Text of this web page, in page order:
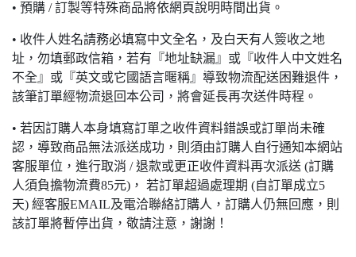
• 預購 / 訂製等特殊商品將依網頁說明時間出貨。
• 收件人姓名請務必填寫中文全名，及白天有人簽收之地
址，勿填郵政信箱，若有『地址缺漏』或『收件人中文姓名
不全』或『英文或它國語言暱稱』導致物流配送困難退件，
該筆訂單經物流退回本公司，將會延長再次送件時程。
• 若因訂購人本身填寫訂單之收件資料錯誤或訂單尚未確
認，導致商品無法派送成功，則須由訂購人自行通知本網站
客服單位，進行取消 / 退款或更正收件資料再次派送 (訂購
人須負擔物流費85元)， 若訂單超過處理期 (自訂單成立5
天) 經客服EMAIL及電洽聯絡訂購人，訂購人仍無回應，則
該訂單將暫停出貨，敬請注意，謝謝！